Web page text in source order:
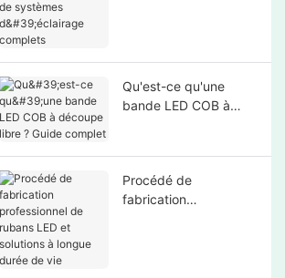
Qu'est-ce qu'une
bande LED COB à
Procédé de
fabrication